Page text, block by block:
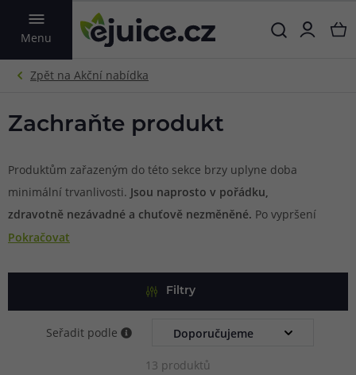
Menu
VYHLEDAT
Zachraňte produkt
Produktům zařazeným do této sekce brzy uplyne doba
minimální trvanlivosti. Jsou naprosto v pořádku,
zdravotně nezávadné a chuťově nezměněné. Po vypršení
lhůty je ale musíme nechat ekologicky zlikvidovat, což
zachránit?
Pokračovat
Filtry
Seřadit podle
13 produktů